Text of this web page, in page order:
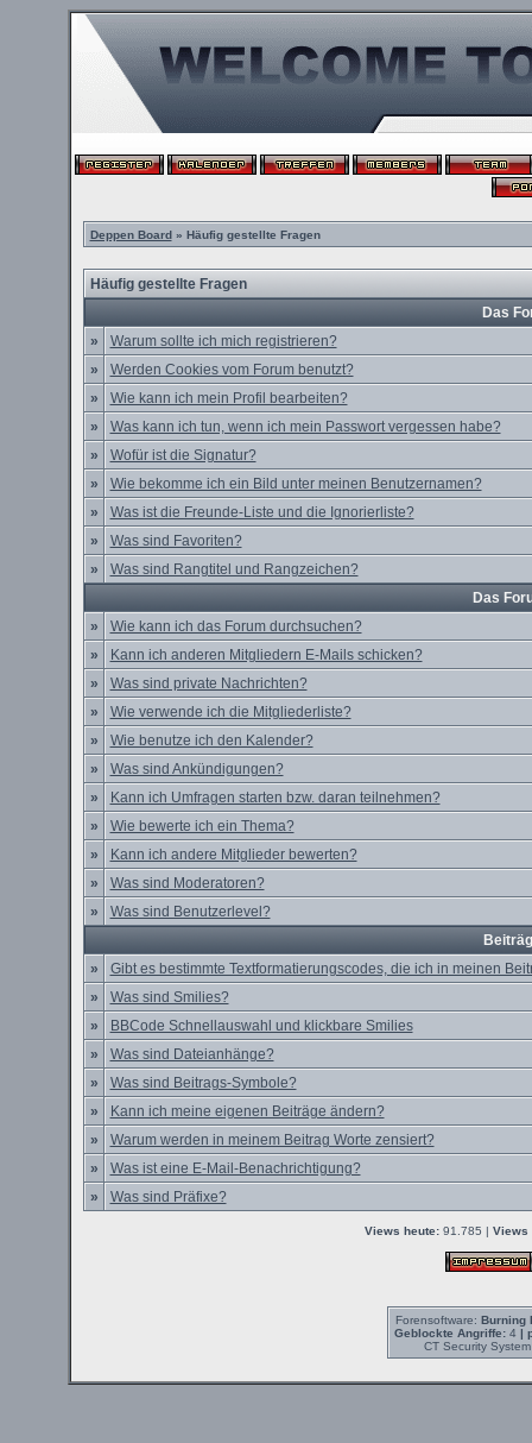
Deppen Board» Häufig gestellte Fragen
Häufig gestellte Fragen
Das
»
Warum sollte ich mich registrieren?
»
Werden Cookies vom Forum benutzt?
»
Wie kann ich mein Profil bearbeiten?
»
Was kann ich tun, wenn ich mein Passwort vergessen habe?
»
Wofür ist die Signatur?
»
Wie bekomme ich ein Bild unter meinen Benutzernamen?
»
Was ist die Freunde-Liste und die Ignorierliste?
»
Was sind Favoriten?
»
Was sind Rangtitel und Rangzeichen?
Das
»
Wie kann ich das Forum durchsuchen?
»
Kann ich anderen Mitgliedern E-Mails schicken?
»
Was sind private Nachrichten?
»
Wie verwende ich die Mitgliederliste?
»
Wie benutze ich den Kalender?
»
Was sind Ankündigungen?
»
Kann ich Umfragen starten bzw. daran teilnehmen?
»
Wie bewerte ich ein Thema?
»
Kann ich andere Mitglieder bewerten?
»
Was sind Moderatoren?
»
Was sind Benutzerlevel?
»
Gibt es bestimmte Textformatierungscodes, die ich in meinen
»
Was sind Smilies?
»
BBCode Schnellauswahl und klickbare Smilies
»
Was sind Dateianhänge?
»
Was sind Beitrags-Symbole?
»
Kann ich meine eigenen Beiträge ändern?
»
Warum werden in meinem Beitrag Worte zensiert?
»
Was ist eine E-Mail-Benachrichtigung?
»
Was sind Präfixe?
Views heute: 91.785 | Views
Forensoftware: Burning
Geblockte Angriffe:4 |
CT Security